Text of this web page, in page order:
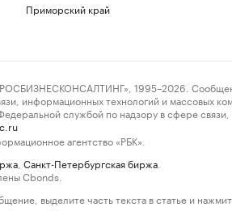
Приморский край
1995–2026. Сообщения
информационных технологий и массовых
службой по надзору в сфере
агентство «РБК».
Санкт-Петербургская биржа
Cbonds.
выделите часть текста в статье и